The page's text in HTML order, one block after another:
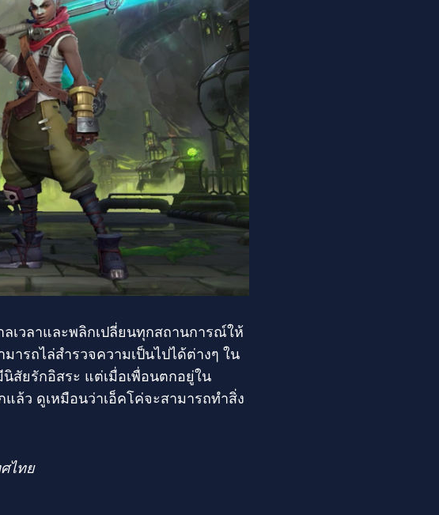
เวลาและพลิกเปลี่ยนทุกสถานการณ์ให้
ารถไล่สำรวจความเป็นไปได้ต่างๆ ใน
สัยรักอิสระ แต่เมื่อเพื่อนตกอยู่ใน
ล้ว ดูเหมือนว่าเอ็คโค่จะสามารถทำสิ่ง
ไทย